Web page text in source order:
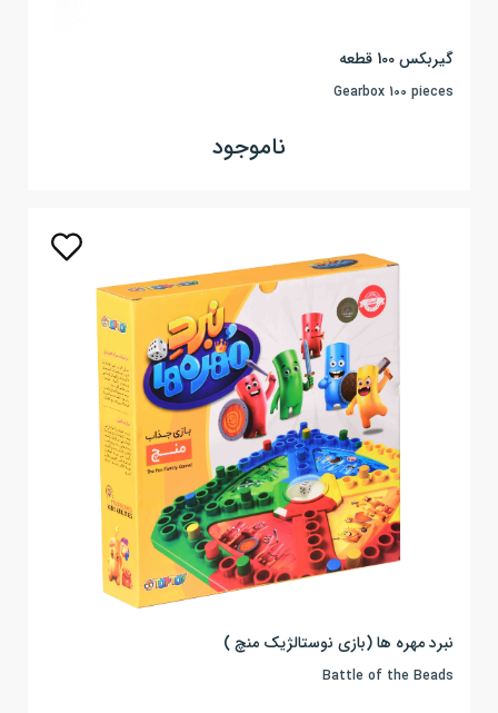
گیربکس 100 قطعه
Gearbox 100 pieces
ناموجود
نبرد مهره ها (بازی نوستالژیک منچ )
Battle of the Beads